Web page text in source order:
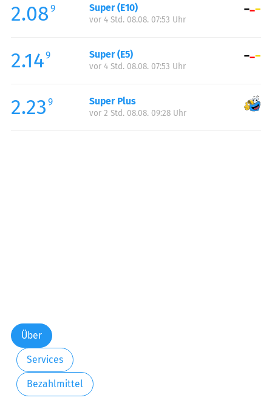
Samstag:
06:00-23:00
Sonntag:
2.08 9 Super (E10)
vor 4 Std. 08.08. 07:53 Uhr
2.149 Super (E5)
vor 4 Std. 08.08. 07:53 Uhr
2.23 9 Super Plus
vor 2 Std. 08.08. 09:28 Uhr
Über
Services
Bezahlmittel